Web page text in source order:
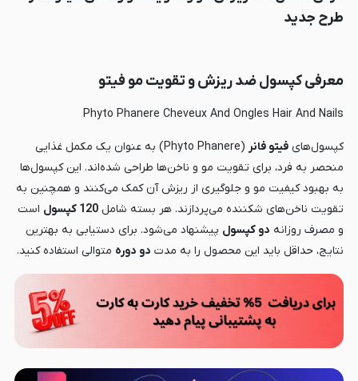
طرح جدید
معرفی کپسول ضد ریزش و تقویت مو فیتو
Phyto Phanere Cheveux And Ongles Hair And Nails
کپسول‌های فیتو فانر
(Phyto Phanere) به عنوان یک مکمل غذایی
منحصر به فرد، برای تقویت مو و ناخن‌ها طراحی شده‌اند. این کپسول‌ها
به بهبود کیفیت مو و جلوگیری از ریزش آن کمک می‌کنند و همچنین به
تقویت ناخن‌های شکننده می‌پردازند. هر بسته شامل 120 کپسول
است
و مصرف روزانه دو کپسول پیشنهاد می‌شود. برای دستیابی به بهترین
نتایج، حداقل باید این محصول را به مدت دو دوره متوالی استفاده کنید.